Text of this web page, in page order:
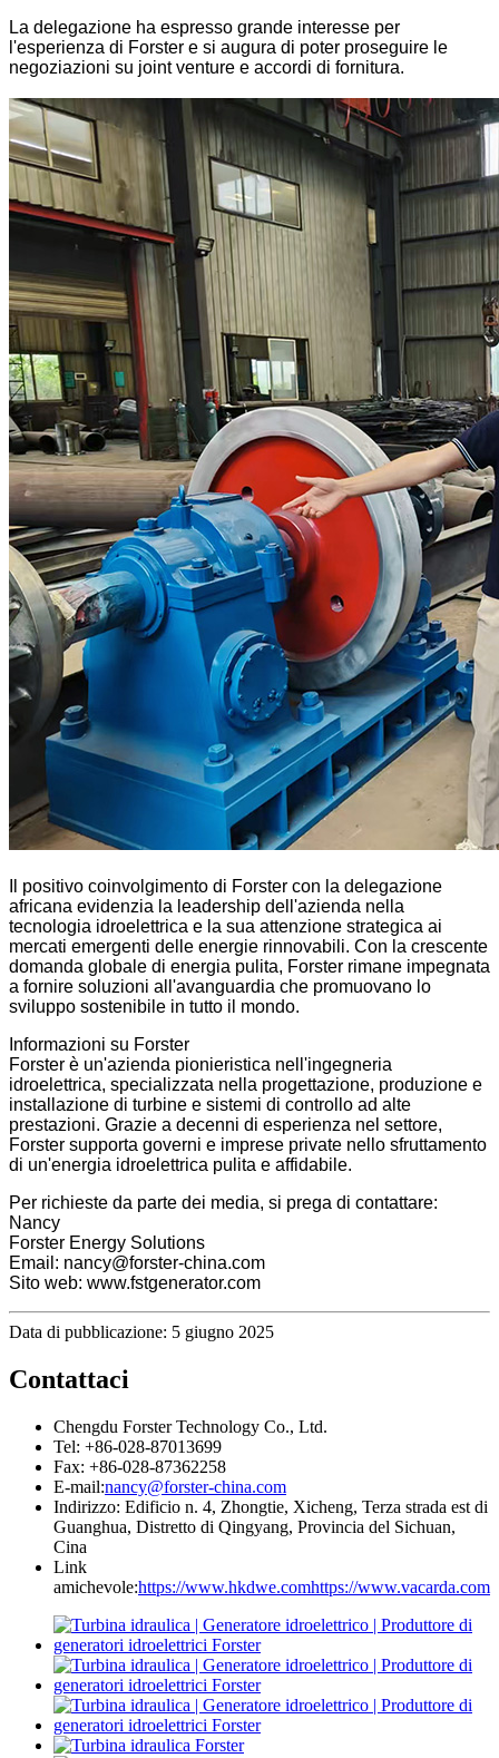
La delegazione ha espresso grande interesse per
l'esperienza di Forster e si augura di poter proseguire le
negoziazioni su joint venture e accordi di fornitura.
Il positivo coinvolgimento di Forster con la delegazione
africana evidenzia la leadership dell'azienda nella
tecnologia idroelettrica e la sua attenzione strategica ai
mercati emergenti delle energie rinnovabili. Con la crescente
domanda globale di energia pulita, Forster rimane impegnata
a fornire soluzioni all'avanguardia che promuovano lo
sviluppo sostenibile in tutto il mondo.
Informazioni su Forster
Forster è un'azienda pionieristica nell'ingegneria
idroelettrica, specializzata nella progettazione, produzione e
installazione di turbine e sistemi di controllo ad alte
prestazioni. Grazie a decenni di esperienza nel settore,
Forster supporta governi e imprese private nello sfruttamento
di un'energia idroelettrica pulita e affidabile.
Per richieste da parte dei media, si prega di contattare:
Nancy
Forster Energy Solutions
Email: nancy@forster-china.com
Sito web: www.fstgenerator.com
Data di pubblicazione: 5 giugno 2025
Contattaci
Chengdu Forster Technology Co., Ltd.
Tel: +86-028-87013699
Fax: +86-028-87362258
E-mail:nancy@forster-china.com
Indirizzo: Edificio n. 4, Zhongtie, Xicheng, Terza strada est di
Guanghua, Distretto di Qingyang, Provincia del Sichuan,
Cina
Link
amichevole:https://www.hkdwe.comhttps://www.vacarda.com